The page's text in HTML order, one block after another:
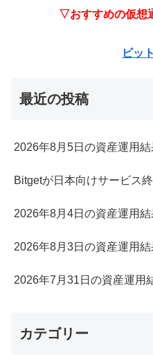
▽おすすめの仮想
ビッ
最近の投稿
2026年8月5日の資産運用結
Bitgetが日本向けサービス終
2026年8月4日の資産運用結
2026年8月3日の資産運用結
2026年7月31日の資産運用
カテゴリー